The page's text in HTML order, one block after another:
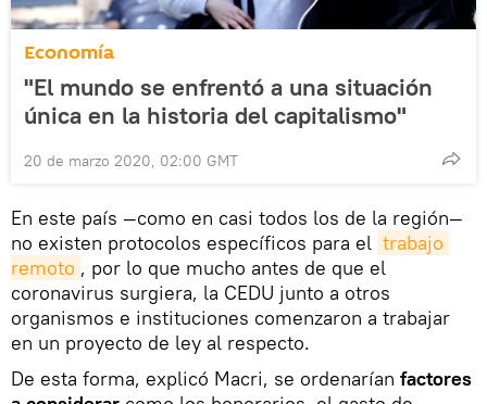
Economía
"El mundo se enfrentó a una situación
única en la historia del capitalismo"
20 de marzo 2020, 02:00 GMT
En este país —como en casi todos los de la región—
no existen protocolos específicos para el trabajo
remoto , por lo que mucho antes de que el
coronavirus surgiera, la CEDU junto a otros
organismos e instituciones comenzaron a trabajar
en un proyecto de ley al respecto.
De esta forma, explicó Macri, se ordenarían factores